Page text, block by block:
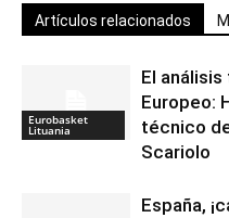
Artículos relacionados
Eurobasket
Lituania
El
Europeo:
técnico
Scariolo
España,